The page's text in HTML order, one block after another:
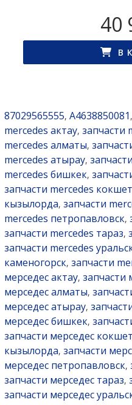
40
В
87029565555, A4638850081 ,
mercedes актау, запчасти
mercedes алматы,
mercedes атырау,
mercedes бишкек,
запчасти mercedes
кызылорда, запчасти
mercedes петропавловск,
запчасти mercedes тараз,
запчасти mercedes
каменогорск, запчасти
мерседес актау, запчасти
мерседес алматы,
мерседес атырау,
мерседес бишкек,
запчасти мерседес
кызылорда, запчасти
мерседес петропавловск,
запчасти мерседес тараз,
запчасти мерседес